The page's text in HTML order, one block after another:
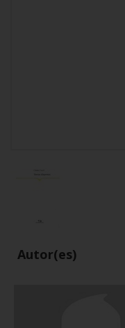
Autor(es)